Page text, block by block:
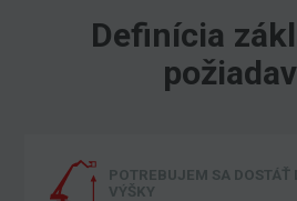
Definícia
POTREBUJEM SA DOSTÁŤ
VÝŠKY